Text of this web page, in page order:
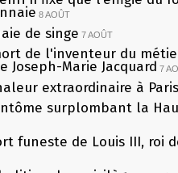
8 AOÛT
de singe 7 AOÛT
de l'inventeur du
Joseph-Marie Jacquard 7
extraordinaire à Paris
surplombant la
funeste de Louis III, roi